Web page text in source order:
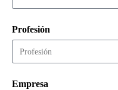
Profesión
Empresa